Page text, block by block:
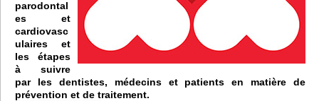
parodontal
es et
cardiovasc
ulaires et
les étapes
à suivre
par les dentistes, médecins et patients en matière de
prévention et de traitement.